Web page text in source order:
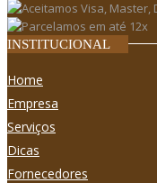
INSTITUCIONAL
Home
Empresa
Serviços
Dicas
Fornecedores